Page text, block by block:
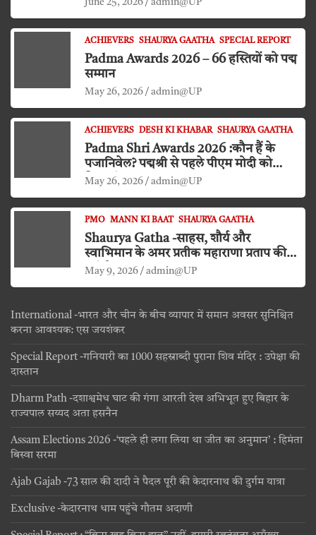
June 25, 2026 admin@UP
ACHIEVERS SHAURYA GAATHA SPECIAL REPORT
Padma Awards 2026 – 66 हस्तियों को पद्म
सम्मान
May 26, 2026 admin@UP
ACHIEVERS DESH KI KHABAR SHAURYA GAATHA
Padma Shri Awards 2026 :कौन हैं के
पजानिवेल? पद्मश्री से पहले पीएम मोदी को
किया दंडवत प्रणाम
May 26, 2026 admin@UP
PMO MANN KI BAAT SHAURYA GAATHA
Shaurya Gatha -साहस, शौर्य और
स्वाभिमान के अमर प्रतीक महाराणा प्रताप की
जयंती
May 9, 2026 admin@UP
International -भारत और चीन के बीच व्यापार में समान अवसर सुनिश्चित
करना आवश्यक: एस जयशंकर
Special Report -गनियारी का 1000 सहस्राब्दी पुराना शिव मंदिर : उपेक्षा की
दास्तान
Dharm Path -दशाश्वमेध घाट की गंगा आरती देख अभिभूत हुए बिहार के
राज्यपाल सय्यद अता हसनैन
Assam Elections 2026 -‘पहले ही लगा लिया था जीत का अनुमान’ : हिमंता
बिस्वा सरमा
Ajab Gajab -73 साल की दादी ने पैदल पूरी की केदारनाथ की दुर्गम यात्रा
Exclusive -केदारनाथ धाम पहुंचे गौतम अदाणी